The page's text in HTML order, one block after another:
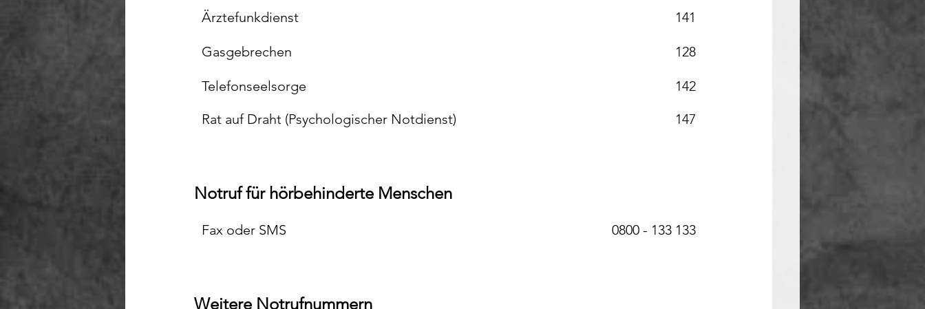
Ärztefunkdienst 141
Gasgebrechen 128
Telefonseelsorge
142
Rat auf Draht (Psychologischer Notdienst)
147
Notruf für hörbehinderte Menschen
Fax oder SMS 0800 - 133 133
Weitere Notrufnummern